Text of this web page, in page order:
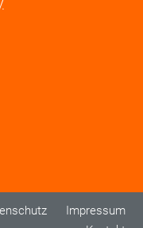
Impressum